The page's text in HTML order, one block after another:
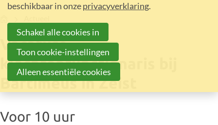
Vacature
klachtenfunctionaris bij
Bartiméus in Zeist
Voor 10 uur
beschikbaar in onzeprivacyverklaring.
Schakel alle cookies in
Toon cookie-instellingen
Alleen essentiële cookies